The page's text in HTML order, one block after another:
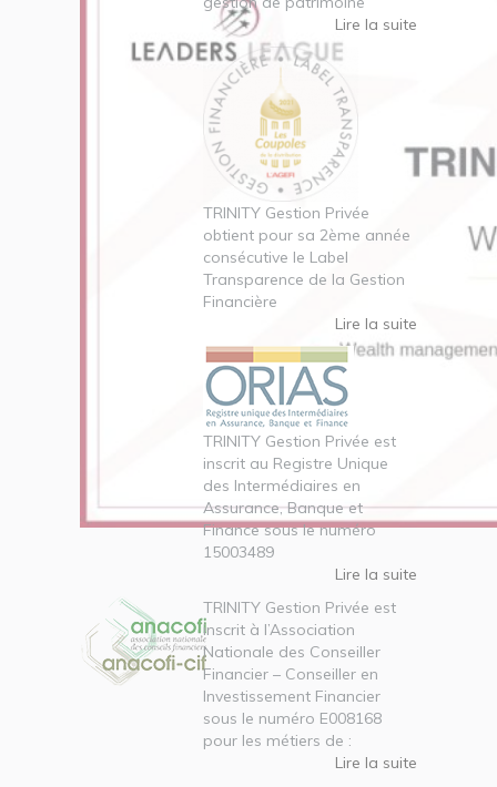
Lire la suite
TRINITY Gestion Privée
obtient pour sa 2ème année
consécutive le Label
Transparence de la Gestion
Financière
Lire la suite
TRINITY Gestion Privée est
inscrit au Registre Unique
des Intermédiaires en
Assurance, Banque et
Finance sous le numéro
15003489
Lire la suite
TRINITY Gestion Privée est
inscrit à l’Association
Nationale des Conseiller
Financier – Conseiller en
Investissement Financier
sous le numéro E008168
pour les métiers de :
Lire la suite